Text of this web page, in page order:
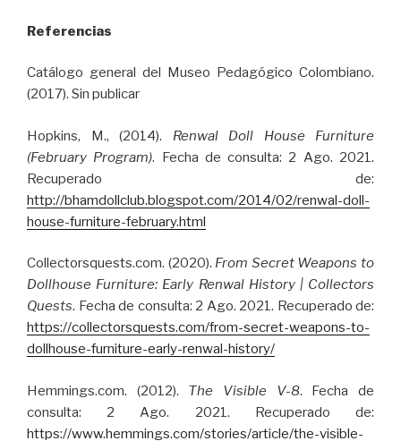
Referencias
Catálogo general del Museo Pedagógico Colombiano.
(2017). Sin publicar
Hopkins, M., (2014). Renwal Doll House Furniture
(February Program). Fecha de consulta: 2 Ago. 2021.
Recuperado de:
http://bhamdollclub.blogspot.com/2014/02/renwal-doll-
house-furniture-february.html
Collectorsquests.com. (2020). From Secret Weapons to
Dollhouse Furniture: Early Renwal History | Collectors
Quests. Fecha de consulta: 2 Ago. 2021. Recuperado de:
https://collectorsquests.com/from-secret-weapons-to-
dollhouse-furniture-early-renwal-history/
Hemmings.com. (2012). The Visible V-8. Fecha de
consulta: 2 Ago. 2021. Recuperado de:
https://www.hemmings.com/stories/article/the-visible-